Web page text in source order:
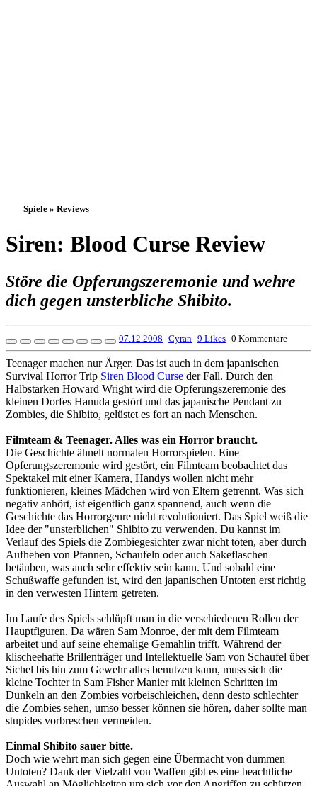
Spiele » Reviews
Siren: Blood Curse Review
Störe die Opferungszeremonie und wehre
dich gegen unsterbliche Shibito.
07.12.2008 Cyran 9 Likes 0 Kommentare
Teenager machen nur Ärger. Das ist auch in dem japanischen
Survival Horror Trip Siren Blood Curse der Fall. Durch den
Halbstarken Howard Wright wird die Opferungszeremonie des
kleinen Dorfes Hanuda gestört und das japanische Pendant zu
Zombies, die Shibito, gelüstet es fort an nach Menschen.
Filmteam & Teenager. Alles was ein Horror braucht.
Die Geschichte ähnelt normalen Horrorspielen. Eine
Opferungszeremonie wird gestört, ein Filmteam beobachtet das
Spektakel mit einer Kamera, Handys wollen nicht mehr
funktionieren, kleines Mädchen wird von Eltern getrennt. Was sich
negativ anhört, ist eigentlich ganz spannend, auch wenn die
Geschichte das Horrorgenre nicht revolutioniert. Das Spiel weiß die
Idee der "unsterblichen" Shibito zu verwenden. Du kannst im
Verlauf des Spiels die Zombiegesichter zwar nicht töten, aber durch
Aufheben von Pfannen, Schaufeln oder auch Sakeflaschen
betäuben, was auch sehr effektiv sein kann. Und sobald eine
Schußwaffe gefunden ist, wird den japanischen Untoten erst richtig
in den verwesten Hintern getreten.
Im Laufe des Spiels schlüpft man in die verschiedenen Rollen der
Hauptfiguren. Da wären Sam Monroe, der mit dem Filmteam
arbeitet und auf seine ehemalige Gemahlin trifft. Während der
klischeehafte Brillenträger und Intellektuelle Sam von Schaufel über
Sichel bis hin zum Gewehr alles benutzen kann, muss sich die
kleine Tochter in Sam Fisher Manier mit kleinen Schritten im
Dunkeln an den Zombies vorbeischleichen, denn desto schlechter
die Zombies sehen, umso besser können sie hören, daher sollte man
stupides vorbreschen vermeiden.
Einmal Shibito sauer bitte.
Doch wie wehrt man sich gegen eine Übermacht von dummen
Untoten? Dank der Vielzahl von Waffen gibt es eine beachtliche